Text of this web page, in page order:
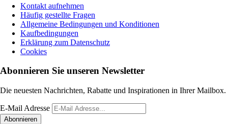
Kontakt aufnehmen
Häufig gestellte Fragen
Allgemeine Bedingungen und Konditionen
Kaufbedingungen
Erklärung zum Datenschutz
Cookies
Abonnieren Sie unseren Newsletter
Die neuesten Nachrichten, Rabatte und Inspirationen in Ihrer Mailbox.
E-Mail Adresse
Abonnieren